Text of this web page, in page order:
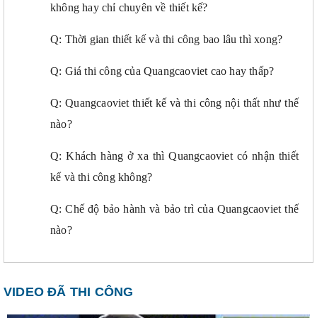
không hay chỉ chuyên về thiết kế?
Q: Thời gian thiết kế và thi công bao lâu thì xong?
Q: Giá thi công của Quangcaoviet cao hay thấp?
Q: Quangcaoviet thiết kế và thi công nội thất như thế
nào?
Q: Khách hàng ở xa thì Quangcaoviet có nhận thiết
kế và thi công không?
Q: Chế độ bảo hành và bảo trì của Quangcaoviet thế
nào?
VIDEO ĐÃ THI CÔNG